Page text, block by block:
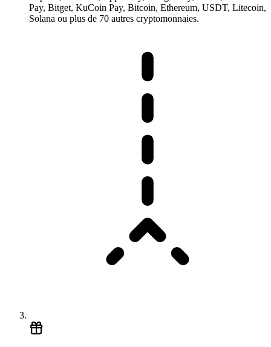
Pay, Bitget, KuCoin Pay, Bitcoin, Ethereum, USDT, Litecoin,
Solana ou plus de 70 autres cryptomonnaies.